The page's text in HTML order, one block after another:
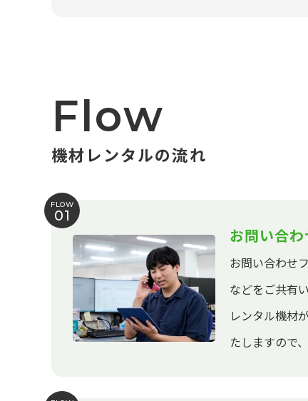
Flow
機材レンタルの流れ
FLOW
01
お問い合わ
お問い合わせ
などをご共有
レンタル機材
たしますので